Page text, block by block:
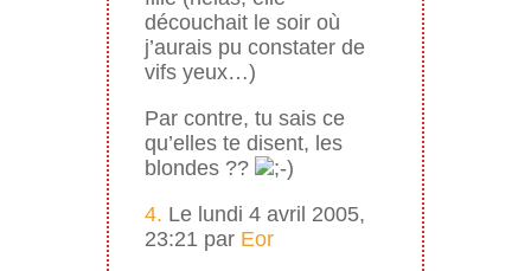
découchait le soir où
j’aurais pu constater de
vifs yeux…)
Par contre, tu sais ce
qu’elles te disent, les
blondes ??
4. Le lundi 4 avril 2005,
23:21 par Eor